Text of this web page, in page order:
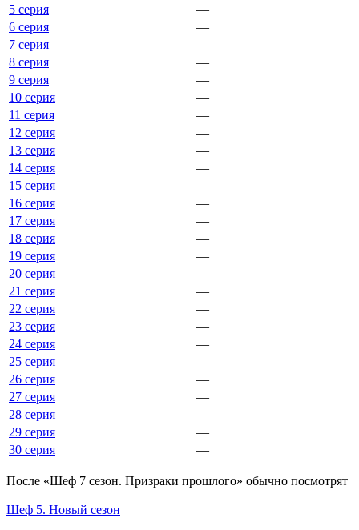
5 серия
—
6 серия
—
7 серия
—
8 серия
—
9 серия
—
10 серия
—
11 серия
—
12 серия
—
13 серия
—
14 серия
—
15 серия
—
16 серия
—
17 серия
—
18 серия
—
19 серия
—
20 серия
—
21 серия
—
22 серия
—
23 серия
—
24 серия
—
25 серия
—
26 серия
—
27 серия
—
28 серия
—
29 серия
—
30 серия
—
По­сле «Шеф 7 сезон. Призраки прошлого» обыч­но по­смот­рят
Шеф 5. Новый сезон